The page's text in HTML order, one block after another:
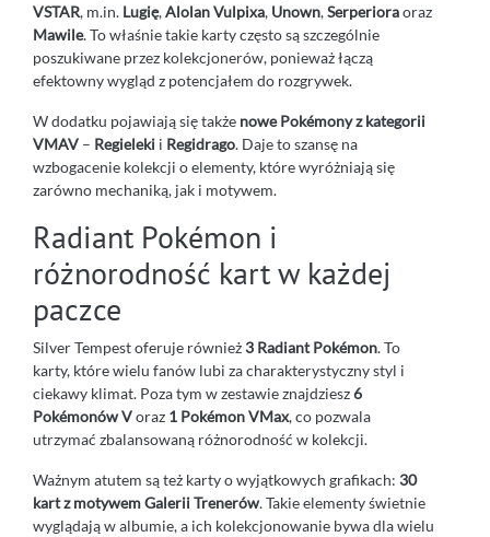
VSTAR, m.in. Lugię,Alolan Vulpixa, Unown,Serperioraoraz
Mawile. To właśnie takie karty często są szczególnie
poszukiwane przez kolekcjonerów, ponieważ łączą
efektowny wygląd z potencjałem do rozgrywek.
W dodatku pojawiają się także nowe Pokémony z kategorii
VMAV – Regieleki i Regidrago. Daje to szansę na
wzbogacenie kolekcji o elementy, które wyróżniają się
zarówno mechaniką, jak i motywem.
Radiant Pokémon i
różnorodność kart w każdej
paczce
Silver Tempest oferuje również3 Radiant Pokémon. To
karty, które wielu fanów lubi za charakterystyczny styl i
ciekawy klimat. Poza tym w zestawie znajdziesz6
Pokémonów Voraz 1 Pokémon VMax, co pozwala
utrzymać zbalansowaną różnorodność w kolekcji.
Ważnym atutem są też karty o wyjątkowych grafikach: 30
kart z motywem Galerii Trenerów. Takie elementy świetnie
wyglądają w albumie, a ich kolekcjonowanie bywa dla wielu